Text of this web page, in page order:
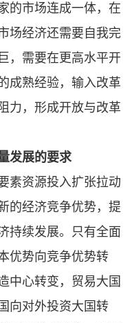
的市场连成一体，在
场经济还需要自我完
，需要在更高水平开
成熟经验，输入改革
力，形成开放与改革
发展的要求
素资源投入扩张拉动
的经济竞争优势，提
持续发展。只有全面
优势向竞争优势转
中心转变，贸易大国
向对外投资大国转